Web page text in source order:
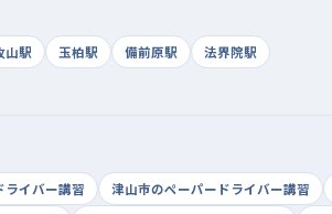
山駅 玉柏駅 備前原駅 法界院駅
ライバー講習 津山市のペーパードライバー講習